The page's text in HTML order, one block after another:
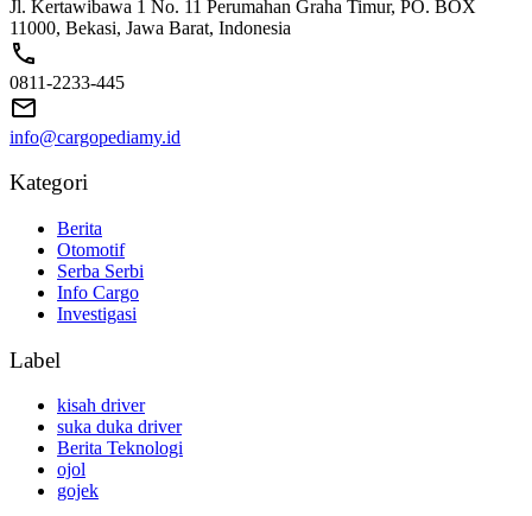
Jl. Kertawibawa 1 No. 11 Perumahan Graha Timur, PO. BOX
11000, Bekasi, Jawa Barat, Indonesia
0811-2233-445
info@cargopediamy.id
Kategori
Berita
Otomotif
Serba Serbi
Info Cargo
Investigasi
Label
kisah driver
suka duka driver
Berita Teknologi
ojol
gojek